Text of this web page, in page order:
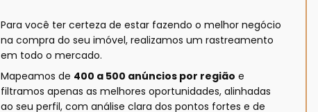
Para você ter certeza de estar fazendo o melhor negócio
na compra do seu imóvel, realizamos um rastreamento
em todo o mercado.
Mapeamos de 400 a 500 anúncios por região e
filtramos apenas as melhores oportunidades, alinhadas
ao seu perfil, com análise clara dos pontos fortes e de